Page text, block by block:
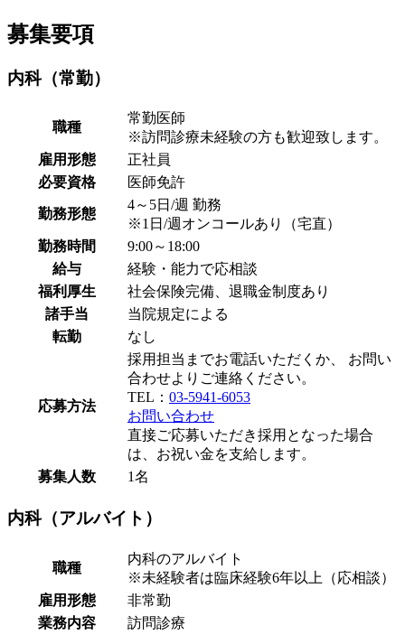
募集要項
内科（常勤）
職種
常勤医師
※訪問診療未経験の方も歓迎致します。
雇用形態
正社員
必要資格
医師免許
勤務形態
4～5日/週 勤務
※1日/週オンコールあり（宅直）
勤務時間
9:00～18:00
給与
経験・能力で応相談
福利厚生
社会保険完備、退職金制度あり
諸手当
当院規定による
転勤
なし
応募方法
採用担当までお電話いただくか、 お問い
合わせよりご連絡ください。
TEL： 03-5941-6053
お問い合わせ
直接ご応募いただき採用となった場合
は、お祝い金を支給します。
募集人数
1名
内科（アルバイト）
職種
内科のアルバイト
※未経験者は臨床経験6年以上（応相談）
雇用形態
非常勤
業務内容
訪問診療